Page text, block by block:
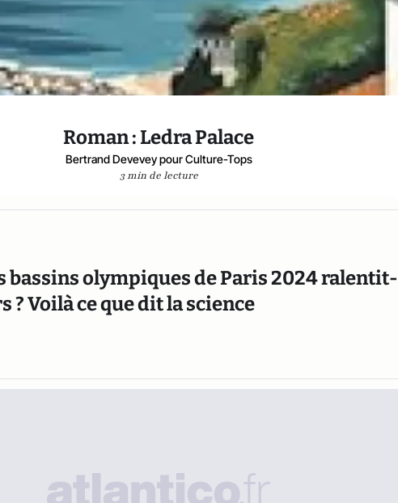
Roman : Ledra Palace
Bertrand Devevey pour Culture-Tops
3 min de lecture
bassins olympiques de Paris 2024 ralentit-
? Voilà ce que dit la science